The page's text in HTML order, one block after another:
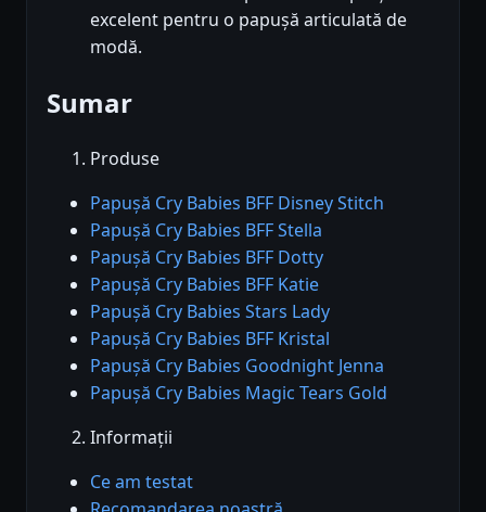
excelent pentru o papușă articulată de
modă.
Sumar
Produse
Papușă Cry Babies BFF Disney Stitch
Papușă Cry Babies BFF Stella
Papușă Cry Babies BFF Dotty
Papușă Cry Babies BFF Katie
Papușă Cry Babies Stars Lady
Papușă Cry Babies BFF Kristal
Papușă Cry Babies Goodnight Jenna
Papușă Cry Babies Magic Tears Gold
Informații
Ce am testat